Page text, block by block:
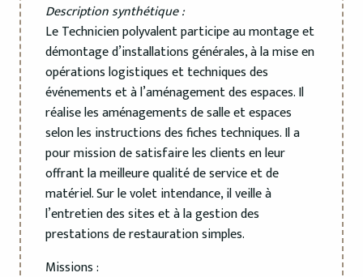
Description synthétique :
Le Technicien polyvalent participe au montage et
démontage d’installations générales, à la mise en
opérations logistiques et techniques des
événements et à l’aménagement des espaces. Il
réalise les aménagements de salle et espaces
selon les instructions des fiches techniques. Il a
pour mission de satisfaire les clients en leur
offrant la meilleure qualité de service et de
matériel. Sur le volet intendance, il veille à
l’entretien des sites et à la gestion des
prestations de restauration simples.
Missions :